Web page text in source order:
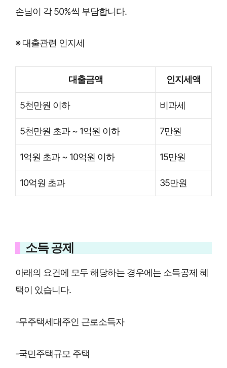
손님이 각 50%씩 부담합니다.
※ 대출관련 인지세
대출금액 인지세액
5천만원 이하 비과세
5천만원 초과 ~ 1억원 이하 7만원
1억원 초과 ~ 10억원 이하 15만원
10억원 초과 35만원
소득 공제
아래의 요건에 모두 해당하는 경우에는 소득공제 혜
택이 있습니다.
-무주택세대주인 근로소득자
-국민주택규모 주택